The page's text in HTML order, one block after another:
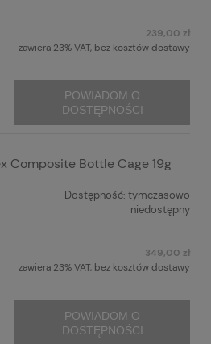
239,00 zł
zawiera 23% VAT, bez kosztów dostawy
POWIADOM O
DOSTĘPNOŚCI
Composite Bottle Cage 19g
Dostępność: tymczasowo
niedostępny
349,00 zł
zawiera 23% VAT, bez kosztów dostawy
POWIADOM O
DOSTĘPNOŚCI